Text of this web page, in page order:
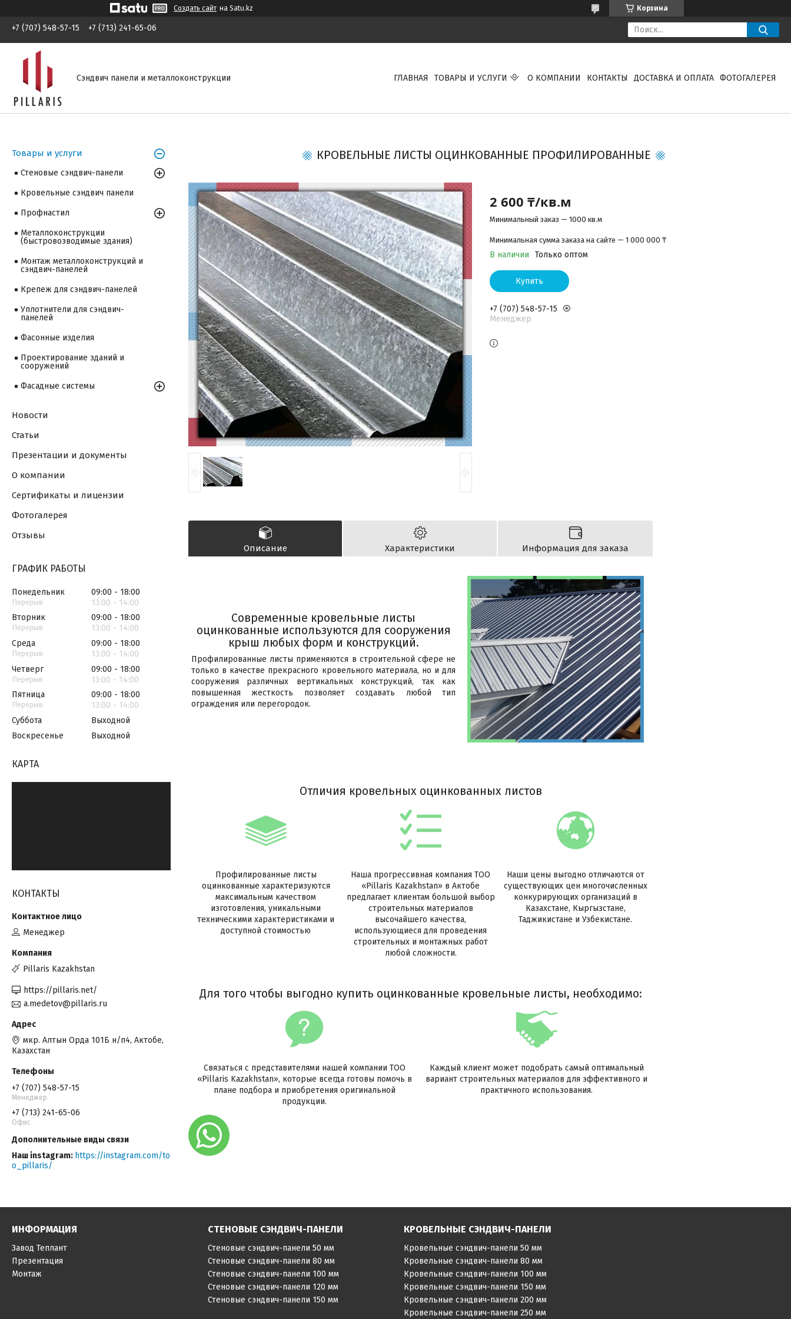
Создать сайт на Satu.kz Корзина
+7 (707) 548-57-15 +7 (713) 241-65-06
Сэндвич панели и металлоконструкции ГЛАВНАЯ ТОВАРЫ И УСЛУГИ О КОМПАНИИ КОНТАКТЫ ДОСТАВКА И ОПЛАТА ФОТОГАЛЕРЕЯ
КРОВЕЛЬНЫЕ ЛИСТЫ ОЦИНКОВАННЫЕ ПРОФИЛИРОВАННЫЕ
2 600 ₸/кв.м
Минимальный заказ — 1000 кв.м
Минимальная сумма заказа на сайте — 1 000 000 ₸
В наличии Только оптом
Купить
+7 (707) 548-57-15
Менеджер
Описание Характеристики Информация для заказа
Современные кровельные листы
оцинкованные используются для сооружения
крыш любых форм и конструкций.
Профилированные листы применяются в строительной сфере не
только в качестве прекрасного кровельного материала, но и для
сооружения различных вертикальных конструкций, так как
повышенная жесткость позволяет создавать любой тип
ограждения или перегородок.
Отличия кровельных оцинкованных листов
Профилированные листы
оцинкованные характеризуются
максимальным качеством
изготовления, уникальными
техническими характеристиками и
доступной стоимостью
Наша прогрессивная компания ТОО
«Pillaris Kazakhstan» в Актобе
предлагает клиентам большой выбор
строительных материалов
высочайшего качества,
использующиеся для проведения
строительных и монтажных работ
любой сложности.
Наши цены выгодно отличаются от
существующих цен многочисленных
конкурирующих организаций в
Казахстане, Кыргызстане,
Таджикистане и Узбекистане.
Для того чтобы выгодно купить оцинкованные кровельные листы, необходимо:
Связаться с представителями нашей компании ТОО
«Pillaris Kazakhstan», которые всегда готовы помочь в
плане подбора и приобретения оригинальной
продукции.
Каждый клиент может подобрать самый оптимальный
вариант строительных материалов для эффективного и
практичного использования.
Товары и услуги
Стеновые сэндвич-панели
Кровельные сэндвич панели
Профнастил
Металлоконструкции
(быстровозводимые здания)
Монтаж металлоконструкций и
сэндвич-панелей
Крепеж для сэндвич-панелей
Уплотнители для сэндвич-
панелей
Фасонные изделия
Проектирование зданий и
сооружений
Фасадные системы
Новости
Статьи
Презентации и документы
О компании
Сертификаты и лицензии
Фотогалерея
Отзывы
ГРАФИК РАБОТЫ
Понедельник 09:00
18:00
13:00
14:00
Вторник
09:00
18:00
13:00
14:00
Среда
09:00
18:00
13:00
14:00
Четверг
09:00
18:00
13:00
14:00
Пятница
09:00
18:00
13:00
14:00
Суббота
Выходной
Воскресенье
Выходной
КАРТА
КОНТАКТЫ
Менеджер
Pillaris Kazakhstan
https://pillaris.net/
a.medetov@pillaris.ru
мкр. Алтын Орда 101Б н/п4, Актобе,
Казахстан
+7 (707) 548-57-15
Менеджер
+7 (713) 241-65-06
Офис
Наш instagram https://instagram.com/to
o_pillaris/
ИНФОРМАЦИЯ
Завод Теплант
Презентация
Монтаж
СТЕНОВЫЕ СЭНДВИЧ-ПАНЕЛИ
Стеновые сэндвич-панели 50 мм
Стеновые сэндвич-панели 80 мм
Стеновые сэндвич-панели 100 мм
Стеновые сэндвич-панели 120 мм
Стеновые сэндвич-панели 150 мм
КРОВЕЛЬНЫЕ СЭНДВИЧ-ПАНЕЛИ
Кровельные сэндвич-панели 50 мм
Кровельные сэндвич-панели 80 мм
Кровельные сэндвич-панели 100 мм
Кровельные сэндвич-панели 150 мм
Кровельные сэндвич-панели 200 мм
Кровельные сэндвич-панели 250 мм